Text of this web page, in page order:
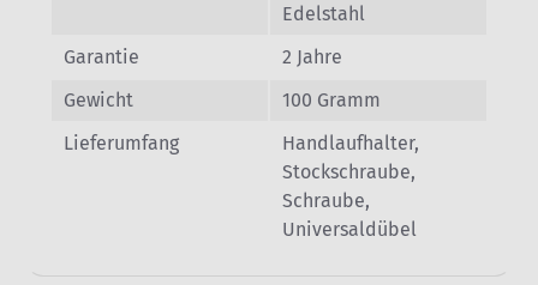
Edelstahl
Garantie
2 Jahre
Gewicht
100 Gramm
Lieferumfang
Handlaufhalter,
Stockschraube,
Schraube,
Universaldübel